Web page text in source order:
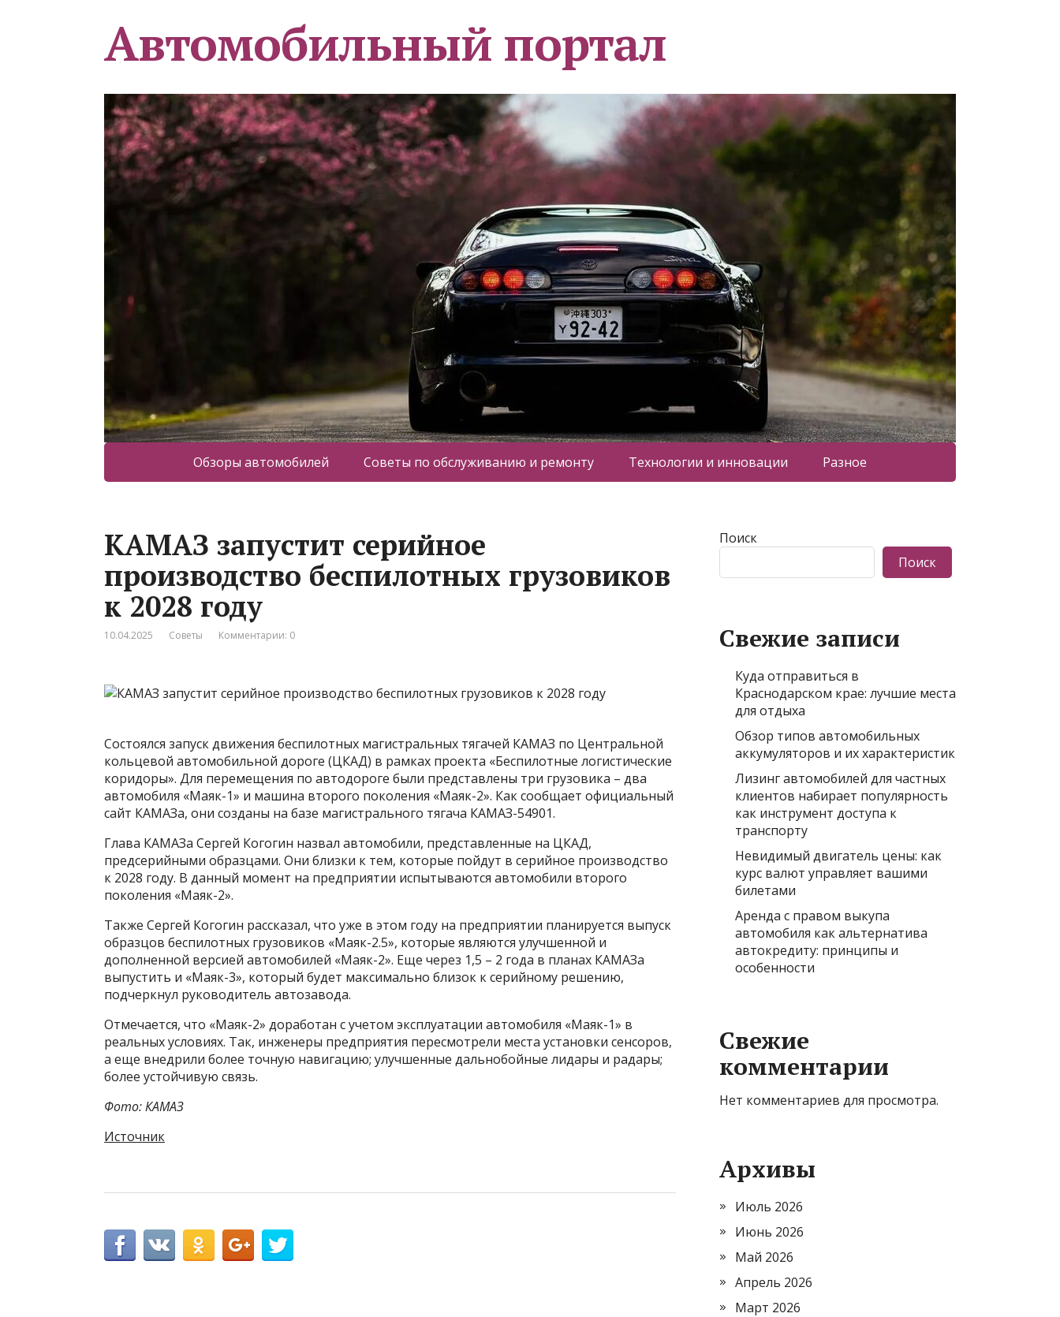
Автомобильный портал
Обзоры автомобилей Советы по обслуживанию и ремонту Технологии и инновации Разное
КАМАЗ запустит серийное
производство беспилотных грузовиков
к 2028 году
10.04.2025 Советы Комментарии: 0
Состоялся запуск движения беспилотных магистральных тягачей КАМАЗ по Центральной
кольцевой автомобильной дороге (ЦКАД) в рамках проекта «Беспилотные логистические
коридоры». Для перемещения по автодороге были представлены три грузовика – два
автомобиля «Маяк-1» и машина второго поколения «Маяк-2». Как сообщает официальный
сайт КАМАЗа, они созданы на базе магистрального тягача КАМАЗ-54901.
Глава КАМАЗа Сергей Когогин назвал автомобили, представленные на ЦКАД,
предсерийными образцами. Они близки к тем, которые пойдут в серийное производство
к 2028 году. В данный момент на предприятии испытываются автомобили второго
поколения «Маяк-2».
Также Сергей Когогин рассказал, что уже в этом году на предприятии планируется выпуск
образцов беспилотных грузовиков «Маяк-2.5», которые являются улучшенной и
дополненной версией автомобилей «Маяк-2». Еще через 1,5 – 2 года в планах КАМАЗа
выпустить и «Маяк-3», который будет максимально близок к серийному решению,
подчеркнул руководитель автозавода.
Отмечается, что «Маяк-2» доработан с учетом эксплуатации автомобиля «Маяк-1» в
реальных условиях. Так, инженеры предприятия пересмотрели места установки сенсоров,
а еще внедрили более точную навигацию; улучшенные дальнобойные лидары и радары;
более устойчивую связь.
Фото: КАМАЗ
Источник
Поиск
Поиск
Свежие записи
Куда отправиться в
Краснодарском крае: лучшие места
для отдыха
Обзор типов автомобильных
аккумуляторов и их характеристик
Лизинг автомобилей для частных
клиентов набирает популярность
как инструмент доступа к
транспорту
Невидимый двигатель цены: как
курс валют управляет вашими
билетами
Аренда с правом выкупа
автомобиля как альтернатива
автокредиту: принципы и
особенности
Свежие
комментарии
Нет комментариев для просмотра.
Архивы
Июль 2026
Июнь 2026
Май 2026
Апрель 2026
Март 2026